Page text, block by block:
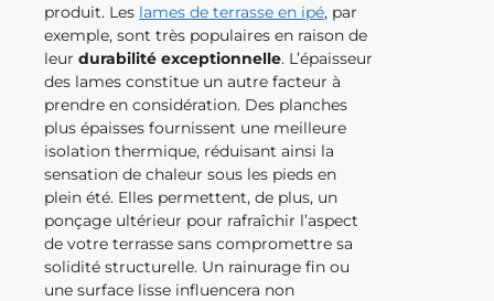
produit. Les lames de terrasse en ipé, par
exemple, sont très populaires en raison de
leur durabilité exceptionnelle. L’épaisseur
des lames constitue un autre facteur à
prendre en considération. Des planches
plus épaisses fournissent une meilleure
isolation thermique, réduisant ainsi la
sensation de chaleur sous les pieds en
plein été. Elles permettent, de plus, un
ponçage ultérieur pour rafraîchir l’aspect
de votre terrasse sans compromettre sa
solidité structurelle. Un rainurage fin ou
une surface lisse influencera non